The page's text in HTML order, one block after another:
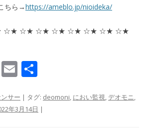
ちら→https://ameblo.jp/nioideka/
☆★ ☆★ ☆★ ☆★ ☆★ ☆★ ☆★ ☆★
H E
ai
l
サー | タグ: deomoni, におい監視, デオモニ,
年3月14日 |